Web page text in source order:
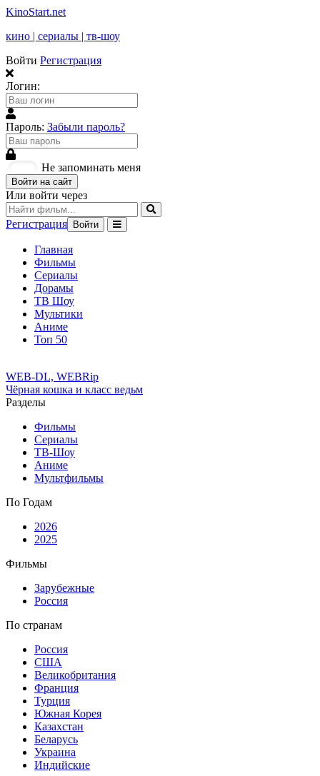
KinoStart.net
кино | сериалы | тв-шоу
Войти Регистрация
Логин:
Пароль: Забыли пароль?
Не запоминать меня
Войти на сайт
Или войти через
Регистрация Войти
Главная
Фильмы
Сериалы
Дорамы
ТВ Шоу
Мультики
Аниме
Топ 50
WEB-DL, WEBRip
Чёрная кошка и класс ведьм
Разделы
Фильмы
Сериалы
ТВ-Шоу
Аниме
Мультфильмы
По Годам
2026
2025
Фильмы
Зарубежные
Россия
По странам
Россия
США
Великобритания
Франция
Турция
Южная Корея
Казахстан
Беларусь
Украина
Индийские